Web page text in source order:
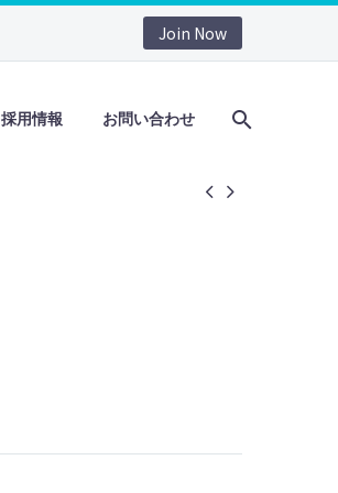
Join Now
採用情報 お問い合わせ
 